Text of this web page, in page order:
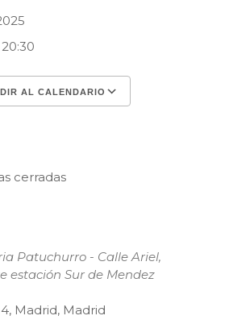
AL CALENDARIO
cerradas
Patuchurro - Calle Ariel,
estación Sur de Mendez
Madrid, Madrid